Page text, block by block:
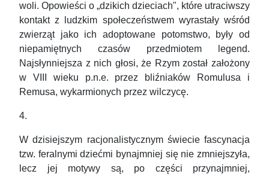
woli. Opowieści o „dzikich dzieciach", które utraciwszy
kontakt z ludzkim społeczeństwem wyrastały wśród
zwierząt jako ich adoptowane potomstwo, były od
niepamiętnych czasów przedmiotem legend.
Najsłynniejsza z nich głosi, że Rzym został założony
w VIII wieku p.n.e. przez bliźniaków Romulusa i
Remusa, wykarmionych przez wilczycę.
4.
W dzisiejszym racjonalistycznym świecie fascynacja
tzw. feralnymi dziećmi bynajmniej się nie zmniejszyła,
lecz jej motywy są, po części przynajmniej,